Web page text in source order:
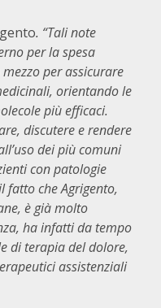
. “Tali note
per la spesa
per assicurare
orientando le
più efficaci.
discutere e rendere
dei più comuni
con patologie
fatto che Agrigento,
è già molto
ha infatti da tempo
di terapia del dolore,
assistenziali